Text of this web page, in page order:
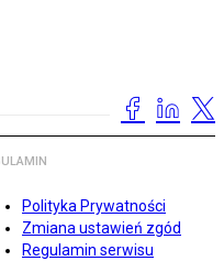
Polityka Prywatności
Zmiana ustawień zgód
Regulamin serwisu